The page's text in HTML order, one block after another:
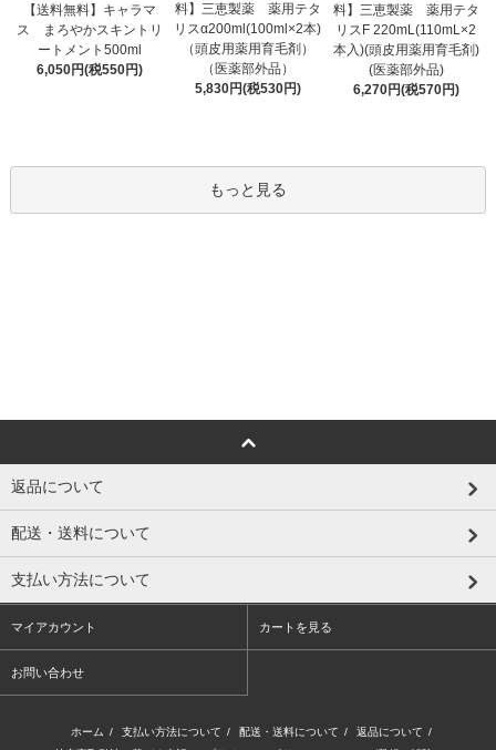
【送料無料】キャラマ
ス まろやかスキントリ
ートメント500ml
6,050円(税550円)
料】三恵製薬 薬用テタ
リスα200ml(100ml×2本)
（頭皮用薬用育毛剤）
（医薬部外品）
5,830円(税530円)
料】三恵製薬 薬用テタ
リスF 220mL(110mL×2
本入)(頭皮用薬用育毛剤)
(医薬部外品)
6,270円(税570円)
もっと見る
返品について
配送・送料について
支払い方法について
マイアカウント カートを見る
お問い合わせ
ホーム / 支払い方法について / 配送・送料について / 返品について /